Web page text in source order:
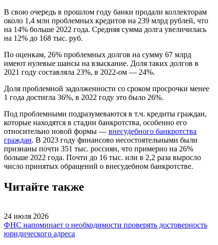
В свою очередь в прошлом году банки продали коллекторам
около 1,4 млн проблемных кредитов на 239 млрд рублей, что
на 14% больше 2022 года. Средняя сумма долга увеличилась
на 12% до 168 тыс. руб.
По оценкам, 26% проблемных долгов на сумму 67 млрд
имеют нулевые шансы на взыскание. Доля таких долгов в
2021 году составляла 23%, в 2022-ом — 24%.
Доля проблемной задолженности со сроком просрочки менее
1 года достигла 36%, в 2022 году это было 26%.
Под проблемными подразумеваются в т.ч. кредиты граждан,
которые находятся в стадии банкротства, особенно его
относительно новой формы — внесудебного банкротства
граждан. В 2023 году финансово несостоятельными были
признаны почти 351 тыс. россиян, что примерно на 26%
больше 2022 года. Почти до 16 тыс. или в 2,2 раза выросло
число принятых обращений о внесудебном банкротстве.
Читайте также
24 июля 2026
ФНС напоминает о необходимости проверять достоверность
юридического адреса